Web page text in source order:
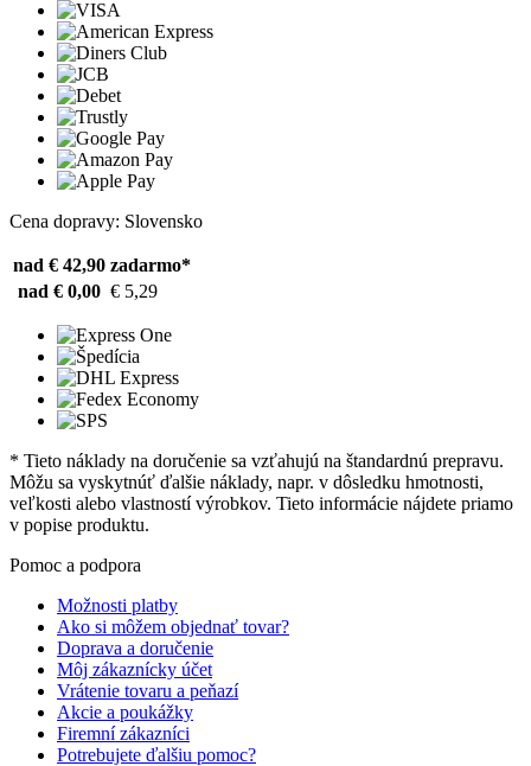
Cena dopravy: Slovensko
nad € 42,90 zadarmo*
nad € 0,00 € 5,29
* Tieto náklady na doručenie sa vzťahujú na štandardnú prepravu.
Môžu sa vyskytnúť ďalšie náklady, napr. v dôsledku hmotnosti,
veľkosti alebo vlastností výrobkov. Tieto informácie nájdete priamo
v popise produktu.
Pomoc a podpora
Možnosti platby
Ako si môžem objednať tovar?
Doprava a doručenie
Môj zákaznícky účet
Vrátenie tovaru a peňazí
Akcie a poukážky
Firemní zákazníci
Potrebujete ďalšiu pomoc?